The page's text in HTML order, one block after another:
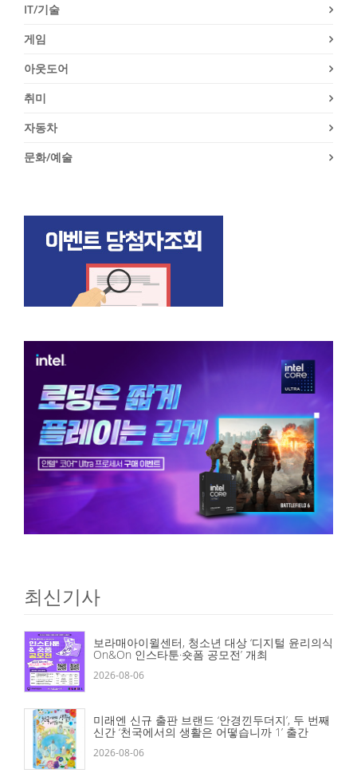
IT/기술
게임
아웃도어
취미
자동차
문화/예술
최신기사
보라매아이윌센터, 청소년 대상 ‘디지털 윤리의식
On&On 인스타툰·숏폼 공모전’ 개최
2026-08-06
미래엔 신규 출판 브랜드 ‘안경낀두더지’, 두 번째
신간 ‘천국에서의 생활은 어떻습니까 1’ 출간
2026-08-06